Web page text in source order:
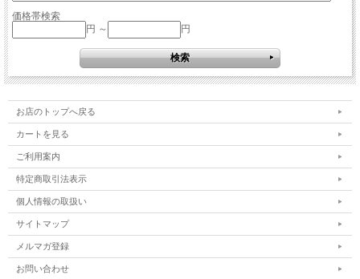
価格帯検索
円 ～
円
お店のトップへ戻る
カートを見る
ご利用案内
特定商取引法表示
個人情報の取扱い
サイトマップ
メルマガ登録
お問い合わせ